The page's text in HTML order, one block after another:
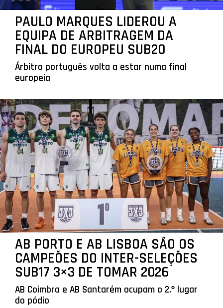
PAULO MARQUES LIDEROU A
EQUIPA DE ARBITRAGEM DA
FINAL DO EUROPEU SUB20
Árbitro português volta a estar numa final
europeia
AB PORTO E AB LISBOA SÃO OS
CAMPEÕES DO INTER-SELEÇÕES
SUB17 3×3 DE TOMAR 2026
AB Coimbra e AB Santarém ocupam o 2.º lugar
do pódio